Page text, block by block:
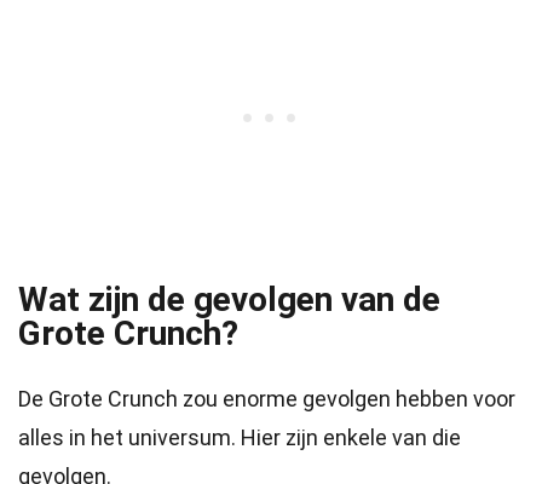
Wat zijn de gevolgen van de
Grote Crunch?
De Grote Crunch zou enorme gevolgen hebben voor
alles in het universum. Hier zijn enkele van die
gevolgen.